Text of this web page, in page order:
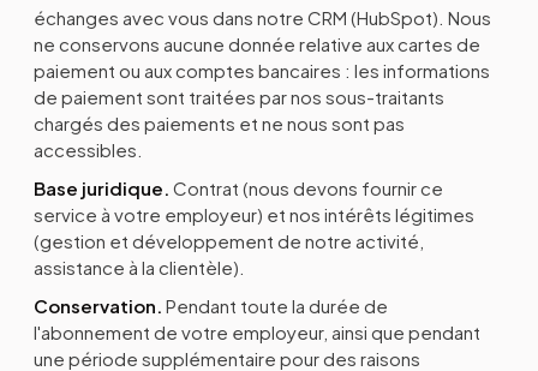
échanges avec vous dans notre CRM (HubSpot). Nous
ne conservons aucune donnée relative aux cartes de
paiement ou aux comptes bancaires : les informations
de paiement sont traitées par nos sous-traitants
chargés des paiements et ne nous sont pas
accessibles.
Base juridique. Contrat (nous devons fournir ce
service à votre employeur) et nos intérêts légitimes
(gestion et développement de notre activité,
assistance à la clientèle).
Conservation. Pendant toute la durée de
l'abonnement de votre employeur, ainsi que pendant
une période supplémentaire pour des raisons